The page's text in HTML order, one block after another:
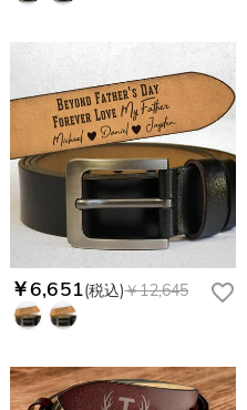
￥6,651(税込)￥12,645